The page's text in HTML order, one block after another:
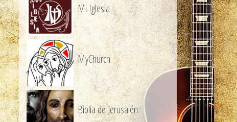
Mi Iglesia
MyChurch
Biblia de Jerusalén